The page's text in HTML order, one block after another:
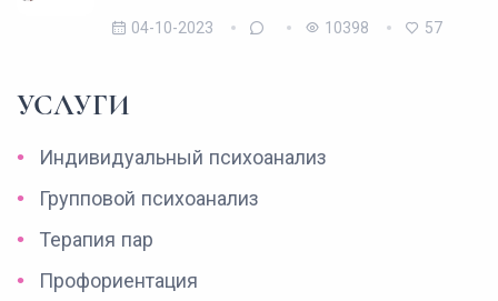
04-10-2023 10398 57
УСЛУГИ
Индивидуальный психоанализ
Групповой психоанализ
Терапия пар
Профориентация